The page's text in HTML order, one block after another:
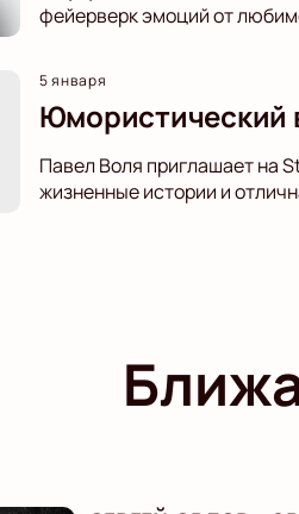
фейерверк эмоций от
5 января
Юмористический
Павел Воля приглашает на
жизненные истории и